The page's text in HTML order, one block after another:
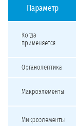
Параметр
Когда
применяется
Органолептика
Макроэлементы
Микроэлементы